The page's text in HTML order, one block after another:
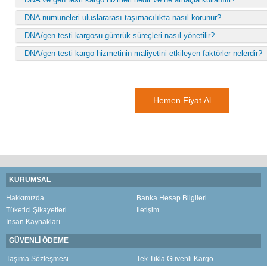
DNA numuneleri uluslararası taşımacılıkta nasıl korunur?
DNA/gen testi kargosu gümrük süreçleri nasıl yönetilir?
DNA/gen testi kargo hizmetinin maliyetini etkileyen faktörler nelerdir?
Hemen Fiyat Al
KURUMSAL
Hakkımızda
Banka Hesap Bilgileri
Tüketici Şikayetleri
İletişim
İnsan Kaynakları
GÜVENLİ ÖDEME
Taşıma Sözleşmesi
Tek Tıkla Güvenli Kargo